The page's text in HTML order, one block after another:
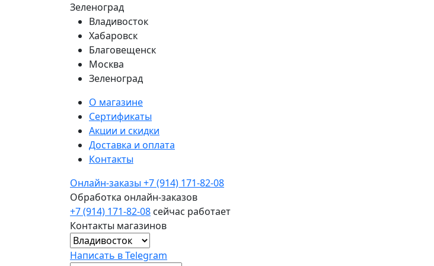
Зеленоград
Владивосток
Хабаровск
Благовещенск
Москва
Зеленоград
О магазине
Сертификаты
Акции и скидки
Доставка и оплата
Контакты
Онлайн-заказы +7 (914) 171-82-08
Обработка онлайн-заказов
+7 (914) 171-82-08 сейчас работает
Контакты магазинов
Написать в Telegram